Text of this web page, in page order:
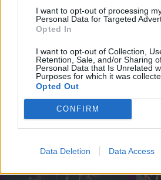
I want to opt-out of processing
Personal Data for Targeted
Opted In
I want to opt-out of Collection,
Retention, Sale, and/or Sharing
Personal Data that Is Unrelated
Purposes for which it was
Opted Out
CONFIRM
Data Deletion Data Access
A kék villám
Az
–